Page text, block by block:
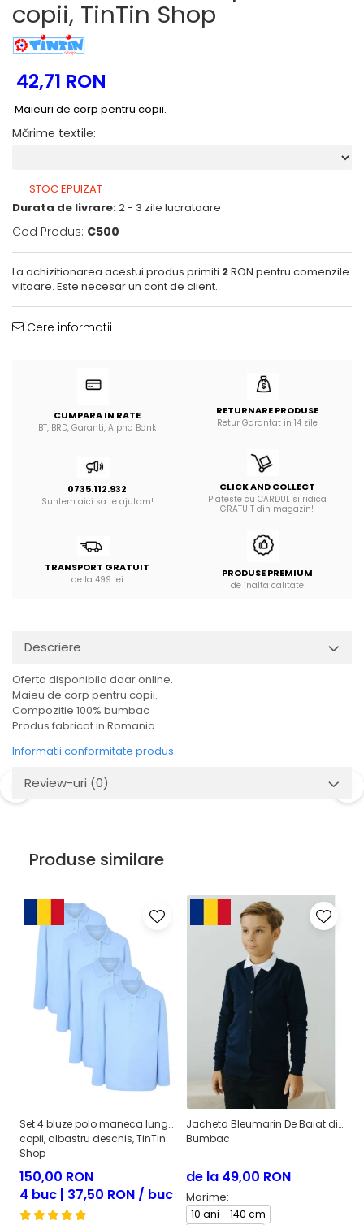
Tenisi
copii, TinTin Shop
42,71 RON
Maieuri de corp pentru copii.
Mărime textile:
STOC EPUIZAT
Durata de livrare:2 - 3 zile lucratoare
Cod Produs: C500
La achizitionarea acestui produs primiti 2RON pentru comenzile
viitoare. Este necesar un cont de client.
Cere informatii
CUMPARA IN RATE
BT, BRD, Garanti, Alpha Bank
RETURNARE PRODUSE
Retur Garantat in 14 zile
0735.112.932
Suntem aici sa te ajutam!
CLICK AND COLLECT
Plateste cu CARDUL si ridica
GRATUIT din magazin!
TRANSPORT GRATUIT
de la 499 lei
PRODUSE PREMIUM
de înalta calitate
Descriere
Oferta disponibila doar online.
Maieu de corp pentru copii.
Compozitie 100% bumbac
Produs fabricat in Romania
Informatii conformitate produs
Review-uri (0)
Produse similare
Set 4 bluze polo maneca lunga
copii, albastru deschis, TinTin
Shop
150,00 RON
4 buc | 37,50 RON / buc
Jacheta Bleumarin De Baiat din
Bumbac
de la 49,00 RON
Marime:
10 ani - 140 cm